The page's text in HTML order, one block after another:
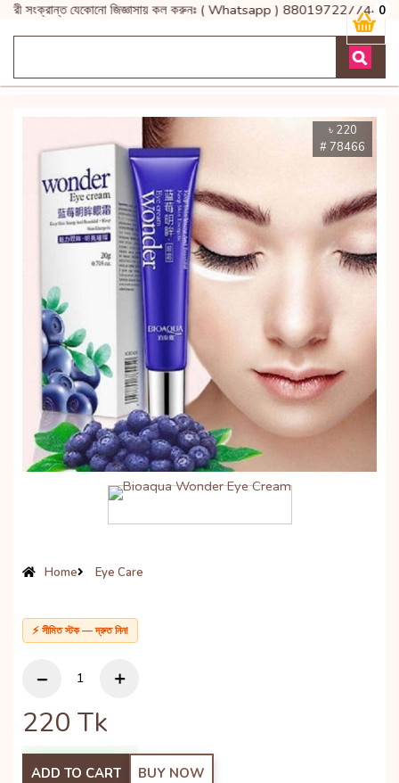
সংক্রান্ত যেকোনো জিজ্ঞাসায় কল করুনঃ ( Whatsapp ) 0
৳ 220
# 78466
Home Eye Care
⚡ সীমিত স্টক — দ্রুত নিন!
220 Tk
ADD TO CART BUY NOW